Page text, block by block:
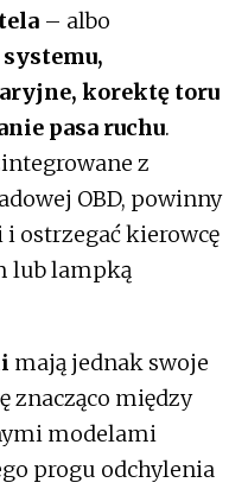
– albo
korektę toru
pasa ruchu.
z
OBD, powinny
ostrzegać kierowcę
lub lampką
mają jednak swoje
znacząco między
modelami
progu odchylenia